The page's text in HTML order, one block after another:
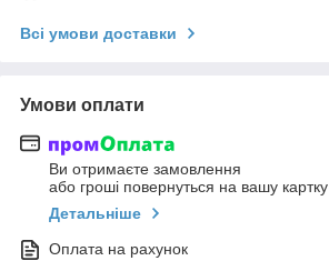
Всі умови доставки
Умови оплати
Ви отримаєте замовлення
або гроші повернуться на вашу картку
Детальніше
Оплата на рахунок